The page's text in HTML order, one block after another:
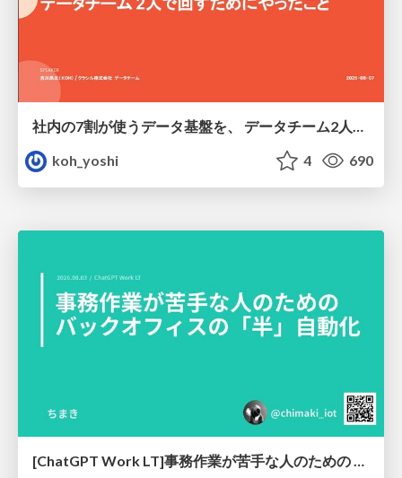
社内の7割が使うデータ基盤を、 データチーム2人で回すためにやったこと
koh_yoshi
4 690